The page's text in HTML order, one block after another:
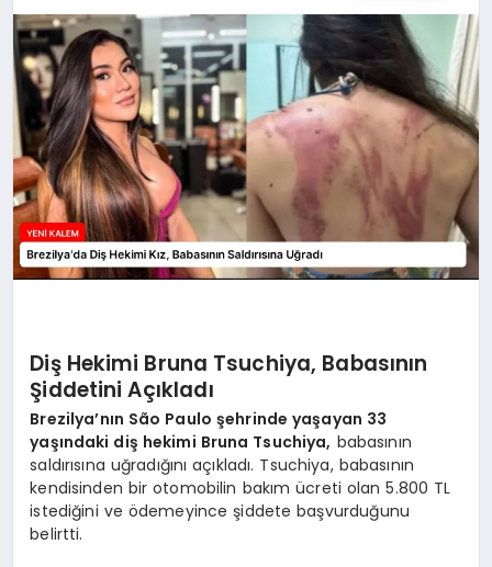
SAĞLIK
MAGAZİN
EĞİTİM
Diş Hekimi Bruna Tsuchiya, Babasının
Şiddetini Açıkladı
Brezilya’nın São Paulo şehrinde yaşayan 33
yaşındaki diş hekimi Bruna Tsuchiya, babasının
saldırısına uğradığını açıkladı. Tsuchiya, babasının
kendisinden bir otomobilin bakım ücreti olan 5.800 TL
istediğini ve ödemeyince şiddete başvurduğunu
belirtti.